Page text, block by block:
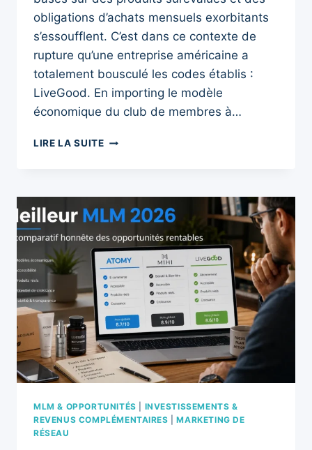
obligations d’achats mensuels exorbitants
s’essoufflent. C’est dans ce contexte de
rupture qu’une entreprise américaine a
totalement bousculé les codes établis :
LiveGood. En importing le modèle
économique du club de membres à…
LIRE LA SUITEAVIS
ARNAQUE
OU
RÉVOLUTIONNAIRE
?
MLM & OPPORTUNITÉS
INVESTISSEMENTS &
REVENUS COMPLÉMENTAIRES |MARKETING DE
RÉSEAU